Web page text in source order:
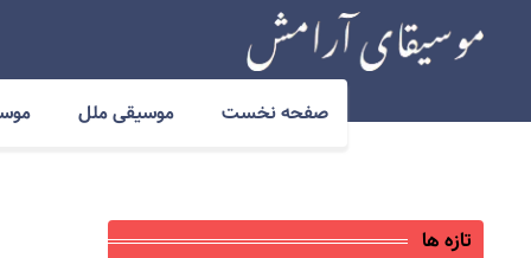
صفحه نخست موسیقی ملل
تازه ها